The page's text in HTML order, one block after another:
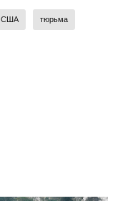
США тюрьма